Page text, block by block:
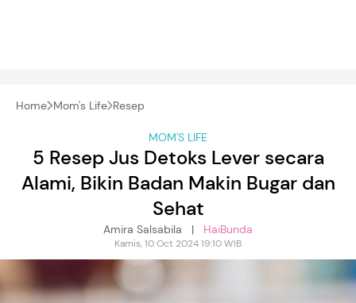
Home Mom's Life Resep
MOM'S LIFE
5 Resep Jus Detoks Lever secara
Alami, Bikin Badan Makin Bugar dan
Sehat
Amira Salsabila | HaiBunda
Kamis, 10 Oct 2024 19:10 WIB